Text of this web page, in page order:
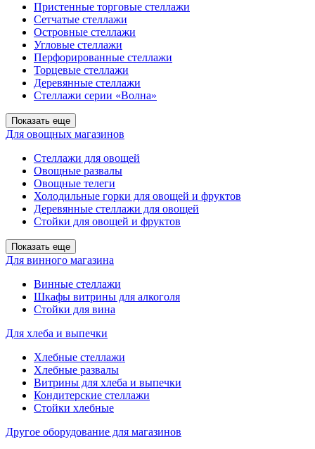
Пристенные торговые стеллажи
Сетчатые стеллажи
Островные стеллажи
Угловые стеллажи
Перфорированные стеллажи
Торцевые стеллажи
Деревянные стеллажи
Стеллажи серии «Волна»
Показать еще
Для овощных магазинов
Стеллажи для овощей
Овощные развалы
Овощные телеги
Холодильные горки для овощей и фруктов
Деревянные стеллажи для овощей
Стойки для овощей и фруктов
Показать еще
Для винного магазина
Винные стеллажи
Шкафы витрины для алкоголя
Стойки для вина
Для хлеба и выпечки
Хлебные стеллажи
Хлебные развалы
Витрины для хлеба и выпечки
Кондитерские стеллажи
Стойки хлебные
Другое оборудование для магазинов